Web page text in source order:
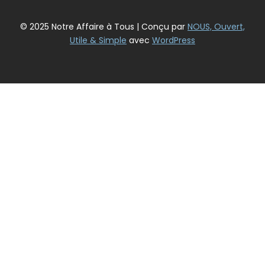
© 2025 Notre Affaire à Tous | Conçu par NOUS, Ouvert,
Utile & Simple avec WordPress